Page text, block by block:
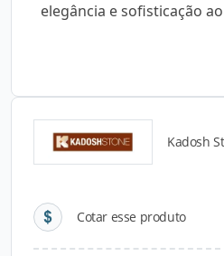
elegância e sofisticação
Kadosh
Cotar esse produto
Detalhes do
Descrição do Produto